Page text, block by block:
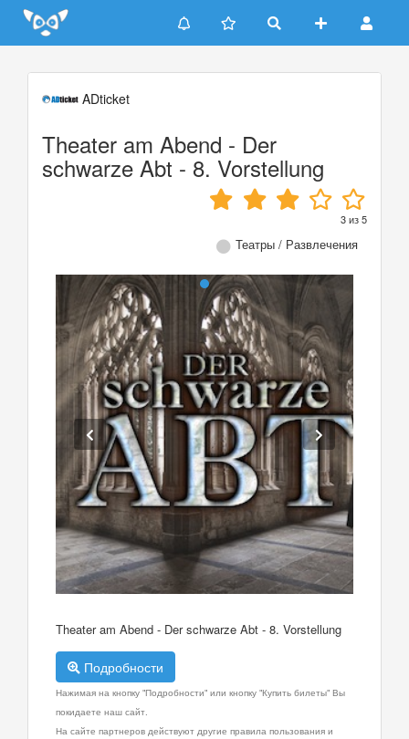
Update cookies preferences
ADticket
Theater am Abend - Der
schwarze Abt - 8. Vorstellung
3из5
Театры / Развлечения
Theater am Abend - Der schwarze Abt - 8. Vorstellung
Подробности
Нажимая на кнопку "Подробности" или кнопку "Купить билеты" Вы
покидаете наш сайт.
На сайте партнеров действуют другие правила пользования и